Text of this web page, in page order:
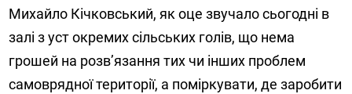
Михайло Кічковський, як оце звучало сьогодні в
залі з уст окремих сільських голів, що нема
грошей на розв’язання тих чи інших проблем
самоврядної території, а поміркувати, де заробити